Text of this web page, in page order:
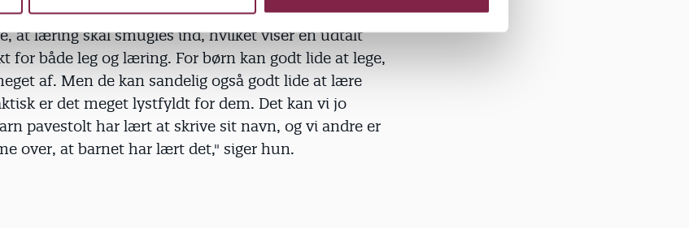
at læring skal smugles ind, hvilket viser en udtalt
for både leg og læring. For børn kan godt lide at lege,
af. Men de kan sandelig også godt lide at lære
er det meget lystfyldt for dem. Det kan vi jo
pavestolt har lært at skrive sit navn, og vi andre er
over, at barnet har lært det," siger hun.